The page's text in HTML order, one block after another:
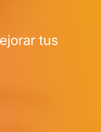
tus